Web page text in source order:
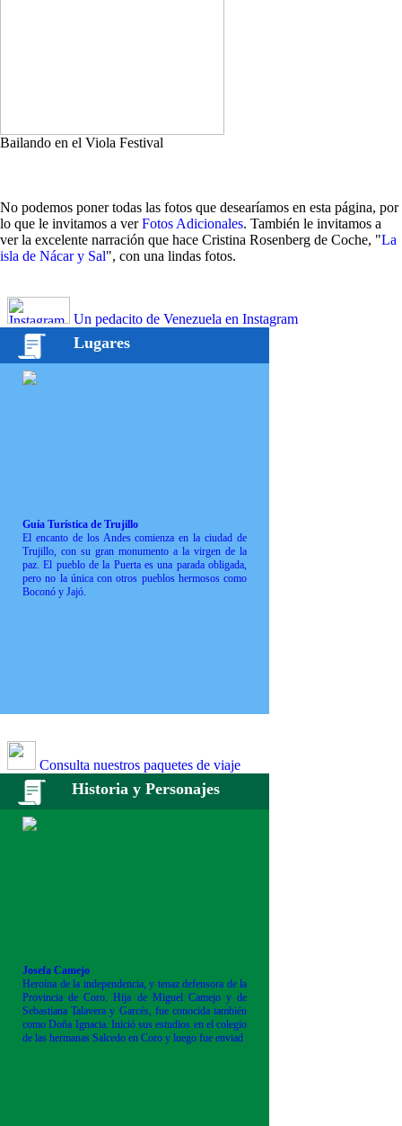
Bailando en el Viola Festival
No podemos poner todas las fotos que desearíamos en esta página, por
lo que le invitamos a verFotos Adicionales. También le invitamos a
ver la excelente narración que hace Cristina Rosenberg de Coche, "La
isla de Nácar y Sal", con una lindas fotos.
Un pedacito de Venezuela en Instagram
Lugares
Guía Turística de Trujillo
El encanto de los Andes comienza en la ciudad de
Trujillo, con su gran monumento a la virgen de la
paz. El pueblo de la Puerta es una parada obligada,
pero no la única con otros pueblos hermosos como
Boconó y Jajó.
Consulta nuestros paquetes de viaje
Historia y Personajes
Josefa Camejo
Heroína de la independencia, y tenaz defensora de la
Provincia de Coro. Hija de Miguel Camejo y de
Sebastiana Talavera y Garcés, fue conocida también
como Doña Ignacia. Inició sus estudios en el colegio
de las hermanas Salcedo en Coro y luego fue enviad